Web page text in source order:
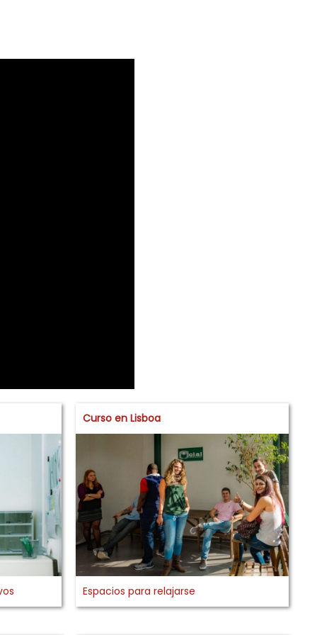
Curso en Lisboa
Espacios para relajarse